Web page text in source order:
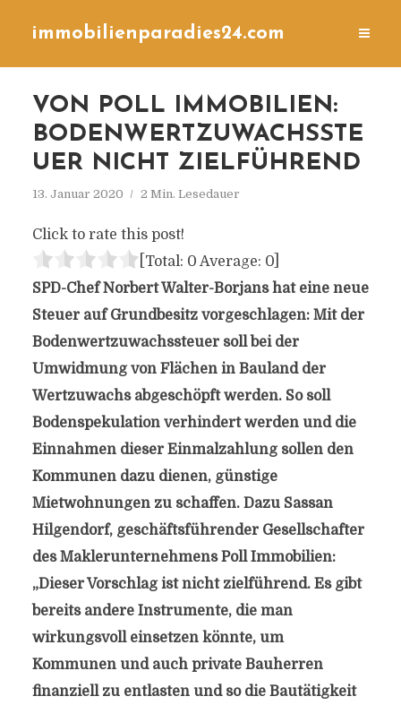
immobilienparadies24.com
VON POLL IMMOBILIEN:
BODENWERTZUWACHSSTE
UER NICHT ZIELFÜHREND
13. Januar 2020 2 Min. Lesedauer
Click to rate this post!
[Total: 0 Average: 0]
SPD-Chef Norbert Walter-Borjans hat eine neue
Steuer auf Grundbesitz vorgeschlagen: Mit der
Bodenwertzuwachssteuer soll bei der
Umwidmung von Flächen in Bauland der
Wertzuwachs abgeschöpft werden. So soll
Bodenspekulation verhindert werden und die
Einnahmen dieser Einmalzahlung sollen den
Kommunen dazu dienen, günstige
Mietwohnungen zu schaffen. Dazu Sassan
Hilgendorf, geschäftsführender Gesellschafter
des Maklerunternehmens Poll Immobilien:
„Dieser Vorschlag ist nicht zielführend. Es gibt
bereits andere Instrumente, die man
wirkungsvoll einsetzen könnte, um
Kommunen und auch private Bauherren
finanziell zu entlasten und so die Bautätigkeit